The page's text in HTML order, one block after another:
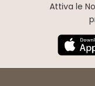
Attiva le